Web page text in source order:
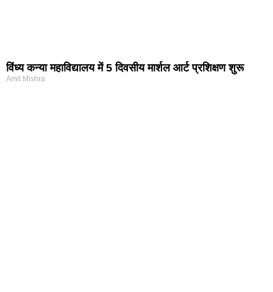
विंध्य कन्या महाविद्यालय में 5 दिवसीय मार्शल आर्ट प्रशिक्षण शुरू
Amit Mishra